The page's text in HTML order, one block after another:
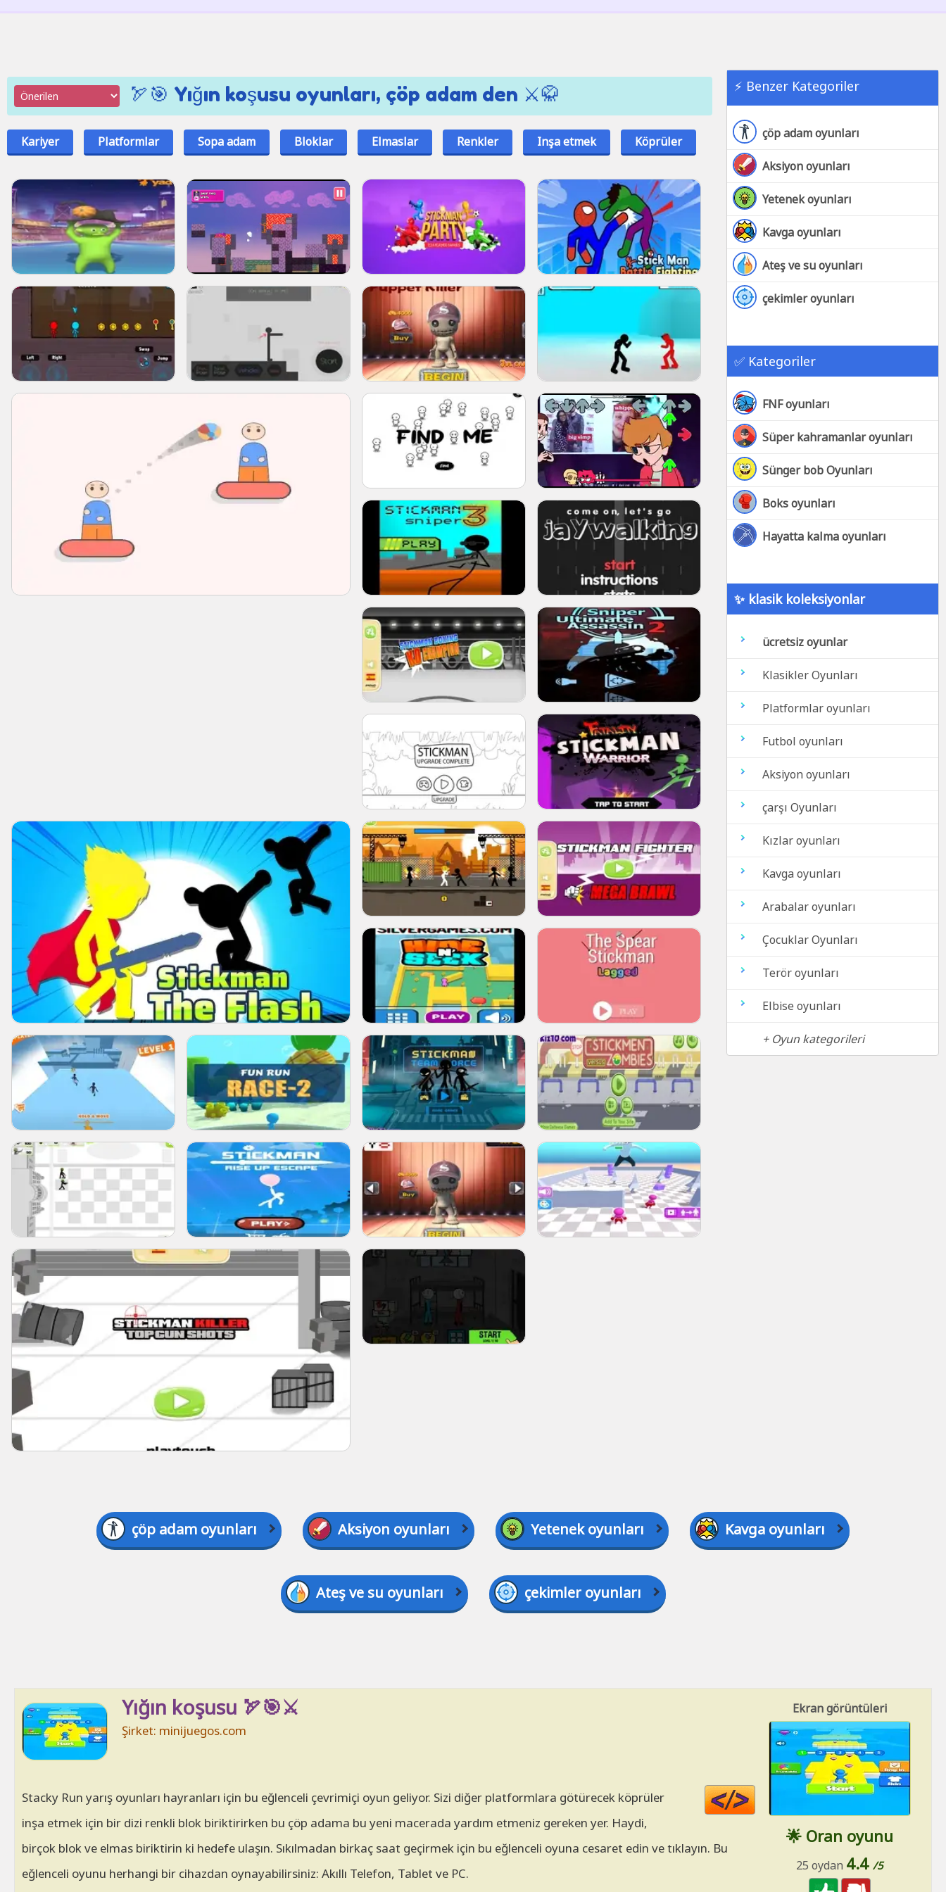
⚡ Benzer Kategoriler
çöp adam oyunları
Aksiyon oyunları
Yetenek oyunları
Kavga oyunları
Ateş ve su oyunları
çekimler oyunları
✅ Kategoriler
FNF oyunları
Süper kahramanlar oyunları
Sünger bob Oyunları
Boks oyunları
Hayatta kalma oyunları
✨ klasik koleksiyonlar
ücretsiz oyunlar
Klasikler Oyunları
Platformlar oyunları
Futbol oyunları
Aksiyon oyunları
çarşı Oyunları
Kızlar oyunları
Kavga oyunları
Arabalar oyunları
Çocuklar Oyunları
Terör oyunları
Elbise oyunları
+ Oyun kategorileri
🏹🎯 Yığın koşusu oyunları, çöp adam den ⚔️🥋
Kariyer Platformlar Sopa adam Bloklar Elmaslar Renkler Inşa etmek Köprüler
çöp adam oyunları Aksiyon oyunları Yetenek oyunları Kavga oyunları
Ateş ve su oyunları çekimler oyunları
Ekran görüntüleri
🌟 Oran oyunu
25 oydan 4.4 /5
Yığın koşusu 🏹🎯⚔️
Şirket: minijuegos.com
HTML
Stacky Run yarış oyunları hayranları için bu eğlenceli çevrimiçi oyun geliyor. Sizi diğer platformlara götürecek köprüler
inşa etmek için bir dizi renkli blok biriktirirken bu çöp adama bu yeni macerada yardım etmeniz gereken yer. Haydi,
birçok blok ve elmas biriktirin ki hedefe ulaşın. Sıkılmadan birkaç saat geçirmek için bu eğlenceli oyuna cesaret edin ve tıklayın. Bu
eğlenceli oyunu herhangi bir cihazdan oynayabilirsiniz: Akıllı Telefon, Tablet ve PC.